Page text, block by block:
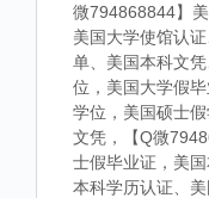
微794868844】
美国大学使馆认
单、美国本科文
位，美国大学假
学位，美国硕士
文凭，【Q微
士假毕业证，美
本科学历认证、